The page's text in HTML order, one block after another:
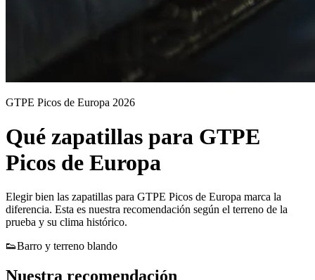
GTPE Picos de Europa 2026
Qué zapatillas para GTPE
Picos de Europa
Elegir bien las zapatillas para GTPE Picos de Europa marca la
diferencia. Esta es nuestra recomendación según el terreno de la
prueba y su clima histórico.
👟Barro y terreno blando
Nuestra recomendación